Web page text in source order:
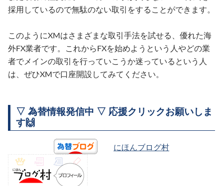
採用しているので無駄のない取引をすることができます。
このようにXMはさまざまな取引手法を試せる、優れた海
外FX業者です。これからFXを始めようという人やどの業
者でメインの取引を行っていこうか迷っているという人
は、ぜひXMで口座開設してみてください。
▽ 為替情報発信中 ▽ 応援クリックお願いしま
す🙌
にほんブログ村